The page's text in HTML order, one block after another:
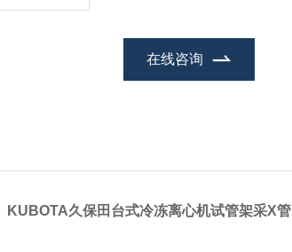
在线咨询
KUBOTA久保田台式冷冻离心机试管架采X管